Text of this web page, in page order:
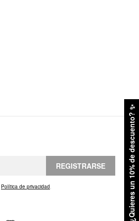
¿Quieres un 10% de descuento?
✨
REGISTRARSE
Política de privacidad.